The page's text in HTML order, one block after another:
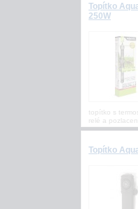
Topítko
250W
topítko s
relé a
Topítko